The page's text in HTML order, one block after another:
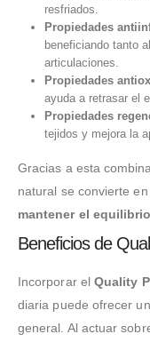
resfriados.
Propiedades
beneficiando tanto
articulaciones.
Propiedades
ayuda a retrasar el
Propiedades
tejidos y mejora la
Gracias a esta
natural se convierte en
mantener el
Beneficios de
Incorporar el Quality
diaria puede ofrecer
general. Al actuar